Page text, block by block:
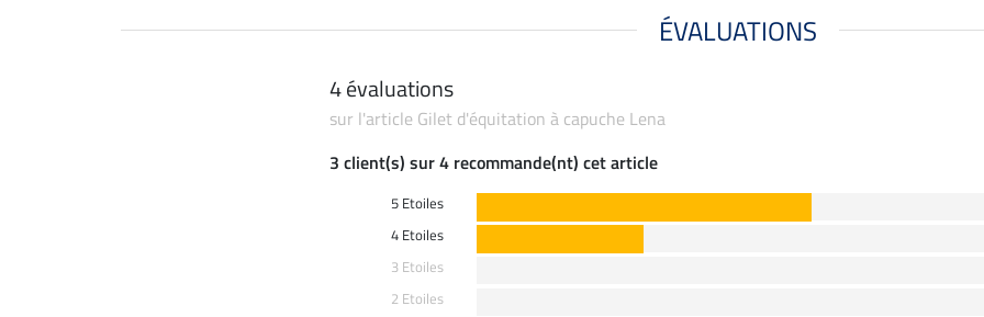
ÉVALUATIONS
4 évaluations
sur l'article Gilet d'équitation à capuche Lena
3 client(s) sur 4 recommande(nt) cet article
5 Etoiles
4 Etoiles
3 Etoiles
2 Etoiles